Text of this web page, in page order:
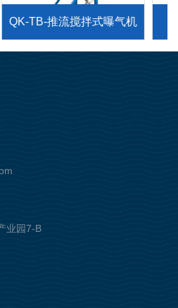
QK-TB-推流搅拌式曝气机
业园7-B